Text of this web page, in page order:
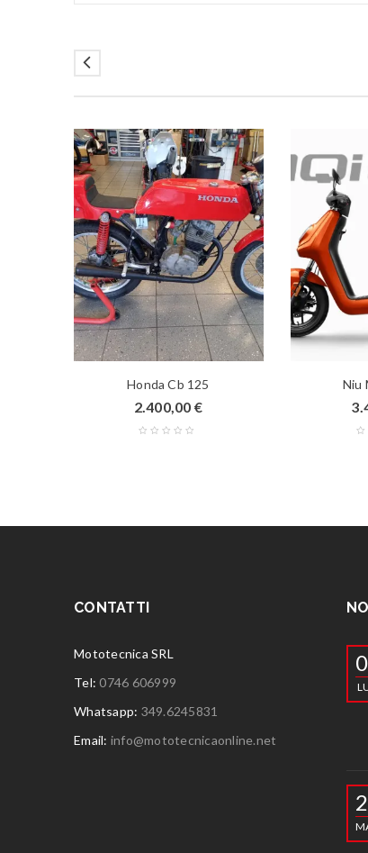
Honda Cb 125
2.400,00 €
Niu
CONTATTI
Mototecnica SRL
Tel:0746 606999
Whatsapp: 349.6245831
Email: info@mototecnicaonline.net